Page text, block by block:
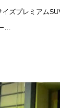
ズプレミアム
…